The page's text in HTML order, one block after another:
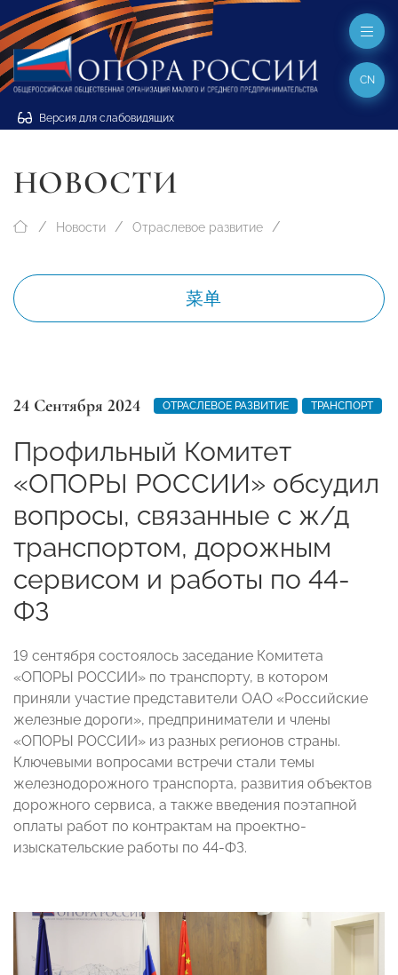
Версия для слабовидящих
CN
НОВОСТИ
Новости Отраслевое развитие
菜单
24 Сентября 2024 ОТРАСЛЕВОЕ РАЗВИТИЕ ТРАНСПОРТ
Профильный Комитет
«ОПОРЫ РОССИИ» обсудил
вопросы, связанные с ж/д
транспортом, дорожным
сервисом и работы по 44-
ФЗ
19 сентября состоялось заседание Комитета
«ОПОРЫ РОССИИ» по транспорту, в котором
приняли участие представители ОАО «Российские
железные дороги», предприниматели и члены
«ОПОРЫ РОССИИ» из разных регионов страны.
Ключевыми вопросами встречи стали темы
железнодорожного транспорта, развития объектов
дорожного сервиса, а также введения поэтапной
оплаты работ по контрактам на проектно-
изыскательские работы по 44-ФЗ.